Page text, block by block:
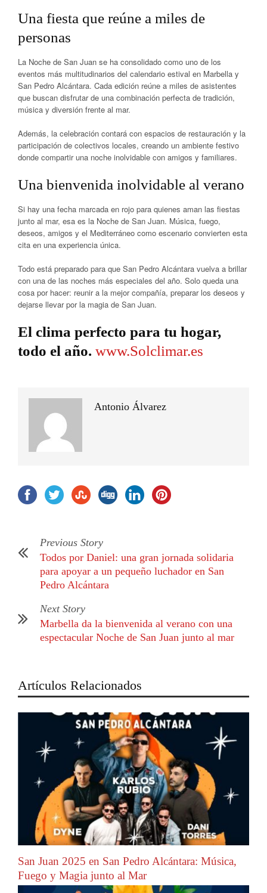
Una fiesta que reúne a miles de
personas
La Noche de San Juan se ha consolidado como uno de los
eventos más multitudinarios del calendario estival en Marbella y
San Pedro Alcántara. Cada edición reúne a miles de asistentes
que buscan disfrutar de una combinación perfecta de tradición,
música y diversión frente al mar.
Además, la celebración contará con espacios de restauración y la
participación de colectivos locales, creando un ambiente festivo
donde compartir una noche inolvidable con amigos y familiares.
Una bienvenida inolvidable al verano
Si hay una fecha marcada en rojo para quienes aman las fiestas
junto al mar, esa es la Noche de San Juan. Música, fuego,
deseos, amigos y el Mediterráneo como escenario convierten esta
cita en una experiencia única.
Todo está preparado para que San Pedro Alcántara vuelva a brillar
con una de las noches más especiales del año. Solo queda una
cosa por hacer: reunir a la mejor compañía, preparar los deseos y
dejarse llevar por la magia de San Juan.
El clima perfecto para tu hogar,
todo el año. www.Solclimar.es
Antonio Álvarez
Previous Story
Todos por Daniel: una gran jornada solidaria
para apoyar a un pequeño luchador en San
Pedro Alcántara
Next Story
Marbella da la bienvenida al verano con una
espectacular Noche de San Juan junto al mar
Artículos Relacionados
San Juan 2025 en San Pedro Alcántara: Música,
Fuego y Magia junto al Mar